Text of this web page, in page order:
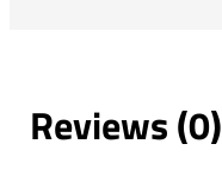
Reviews (0)